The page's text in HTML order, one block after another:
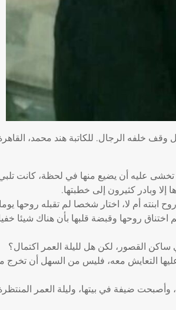
خلفه الرجال. للكاتبة هند محمد،
تخشى عليه أن يضيع منها في لحظة، كانت
وبادر كثيرون إلى خطبتها.
أم لا، اختار شخصا لم تقبله روحها
روحها وقبضة قلبها بأن هناك شيئا
القصور، لكن هل لليلة العمر اكتمال؟
التعايش معه، فليس من السهل أن تخرج
ضيفة في بيتها، وليلة العمر